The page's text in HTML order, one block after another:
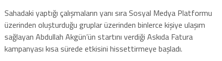
Sahadaki yaptığı çalışmaların yanı sıra Sosyal Medya Platformu
üzerinden oluşturduğu gruplar üzerinden binlerce kişiye ulaşım
sağlayan Abdullah Akgün’ün startını verdiği Askıda Fatura
kampanyası kısa sürede etkisini hissettirmeye başladı.